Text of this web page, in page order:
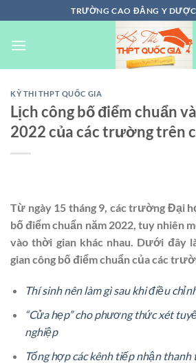
đến
nội
TRƯỜNG CAO ĐẲNG Y DƯỢC
KỲ THI THPT QUỐC GIA
Lịch công bố điểm chuẩn
2022 của các trường trên
Từ ngày 15 tháng 9, các trường Đại
bố điểm chuẩn năm 2022, tuy nhiên
vào thời gian khác nhau. Dưới đây
gian công bố điểm chuẩn của các
Thí sinh nên làm gì sau khi điều
“Cửa hẹp” cho phương thức xét
nghiệp
Tổng hợp các kênh tiếp nhận thanh